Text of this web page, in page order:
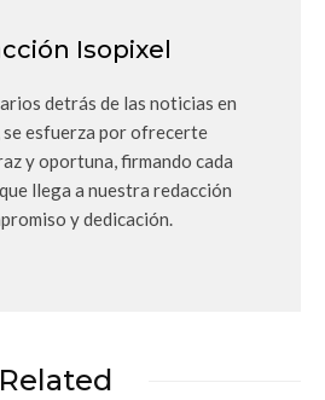
Isopixel
detrás de las noticias en
esfuerza por ofrecerte
y oportuna, firmando cada
llega a nuestra redacción
y dedicación.
Related